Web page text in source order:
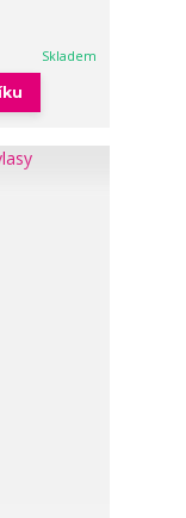
Skladem